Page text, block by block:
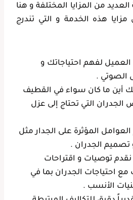
من المزايا المختلفة و هنا
هذه الخدمة و التي تندرج
لفهم احتياجاتك و
الصوتي .
أين ما كان سواء في القطيف
التي تحتاج إلى عزل
المؤثرة على الجدار مثل
الجدران .
نقدم توصيات و اقتراحات
احتياجات الجدران بما في
الأنسب .